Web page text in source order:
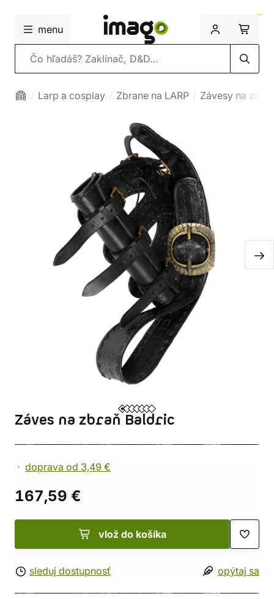
menu
Vyhľadávanie
Larp a cosplay Zbrane na LARP Závesy na
Záves na zbraň Baldric
doprava od 3,49 €
167,59 €
vlož do košíka
sleduj dostupnosť opýtaj sa